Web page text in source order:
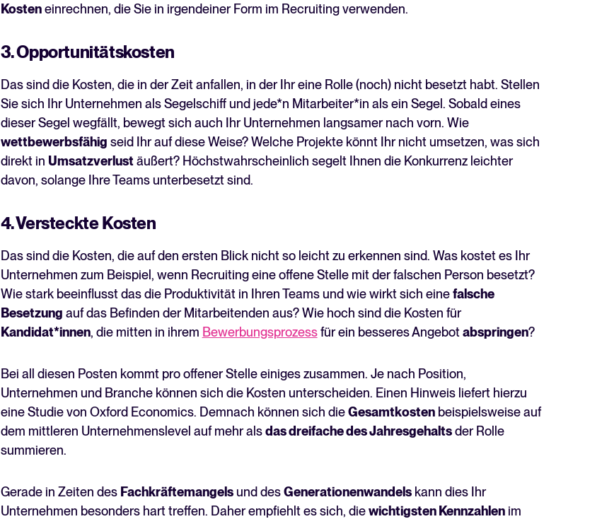
Kosteneinrechnen, die Sie in irgendeiner Form im Recruiting verwenden.
3. Opportunitätskosten
Das sind die Kosten, die in der Zeit anfallen, in der Ihr eine Rolle (noch) nicht besetzt habt. Stellen
Sie sich Ihr Unternehmen als Segelschiff und jede*n Mitarbeiter*in als ein Segel. Sobald eines
dieser Segel wegfällt, bewegt sich auch Ihr Unternehmen langsamer nach vorn. Wie
wettbewerbsfähig seid Ihr auf diese Weise? Welche Projekte könnt Ihr nicht umsetzen, was sich
direkt in Umsatzverlustäußert? Höchstwahrscheinlich segelt Ihnen die Konkurrenz leichter
davon, solange Ihre Teams unterbesetzt sind.
4. Versteckte Kosten
Das sind die Kosten, die auf den ersten Blick nicht so leicht zu erkennen sind. Was kostet es Ihr
Unternehmen zum Beispiel, wenn Recruiting eine offene Stelle mit der falschen Person besetzt?
Wie stark beeinflusst das die Produktivität in Ihren Teams und wie wirkt sich einefalsche
Besetzung auf das Befinden der Mitarbeitenden aus? Wie hoch sind die Kosten für
Kandidat*innen, die mitten in ihrem Bewerbungsprozessfür ein besseres Angebotabspringen?
Bei all diesen Posten kommt pro offener Stelle einiges zusammen. Je nach Position,
Unternehmen und Branche können sich die Kosten unterscheiden. Einen Hinweis liefert hierzu
eine Studie von Oxford Economics. Demnach können sich dieGesamtkostenbeispielsweise auf
dem mittleren Unternehmenslevel auf mehr alsdas dreifache des Jahresgehaltsder Rolle
summieren.
Gerade in Zeiten des Fachkräftemangelsund desGenerationenwandelskann dies Ihr
Unternehmen besonders hart treffen. Daher empfiehlt es sich, diewichtigsten Kennzahlenim